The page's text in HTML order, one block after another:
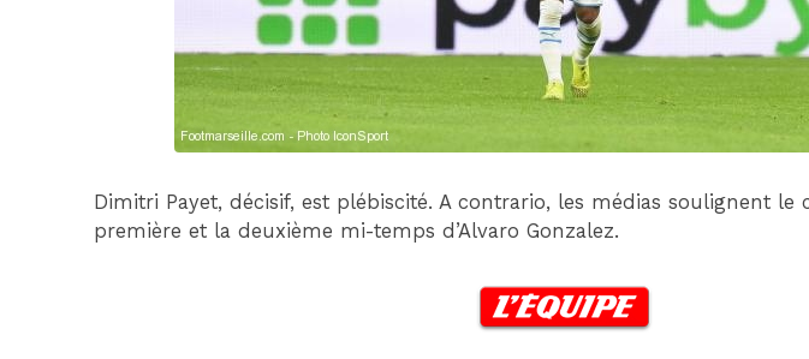
Dimitri Payet, décisif, est plébiscité. A contrario, les médias soulignent le
première et la deuxième mi-temps d’Alvaro Gonzalez.